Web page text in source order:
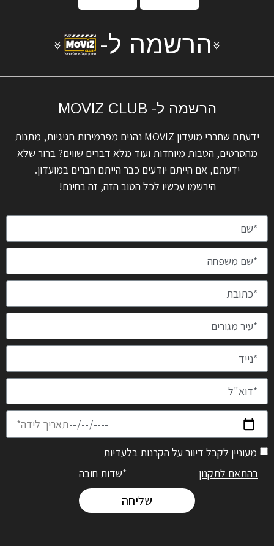
הרשמה ל-
הרשמה ל- MOVIZ CLUB
ידעתם שחברי מועדון MOVIZ נהנים מפרמירות חגיגיות, מתנות
מהסרטים, הטבות מיוחדות ועוד מלא דברים שווים? ברור שלא
ידעתם, אם הייתם יודעים כבר הייתם חברים במועדון.
הירשמו עכשיו לכל הטוב הזה, זה בחינם!
מעוניין לקבל דיוור על הקרנות בלעדיות
בהתאם לתקנון
*שדות חובה
שליחה